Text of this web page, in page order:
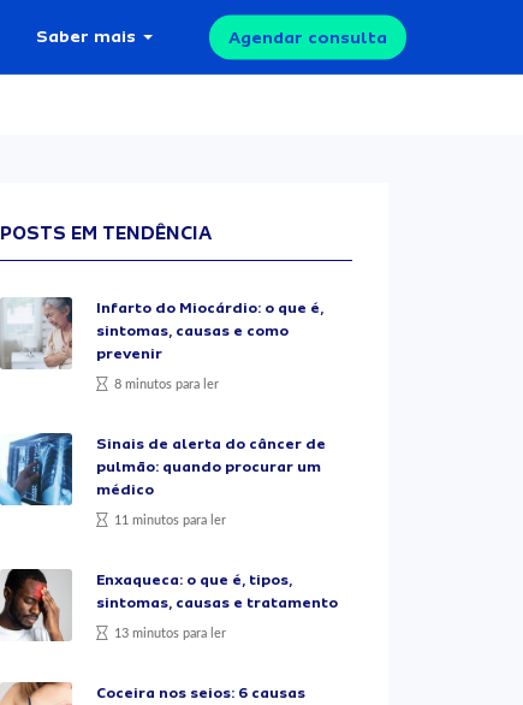
Saber mais Agendar consulta
POSTS EM TENDÊNCIA
Infarto do Miocárdio: o que é,
sintomas, causas e como
prevenir
8 minutos para ler
Sinais de alerta do câncer de
pulmão: quando procurar um
médico
11 minutos para ler
Enxaqueca: o que é, tipos,
sintomas, causas e tratamento
13 minutos para ler
Coceira nos seios: 6 causas